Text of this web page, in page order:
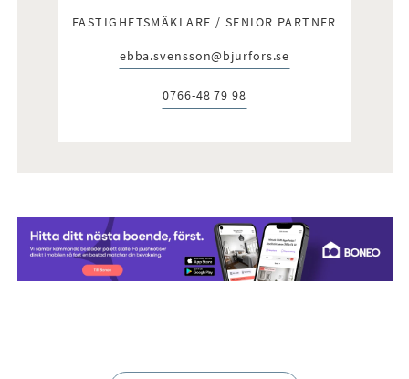
FASTIGHETSMÄKLARE / SENIOR PARTNER
E-post:
ebba.svensson@bjurfors.se
Telefon:
0766-48 79 98